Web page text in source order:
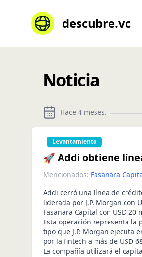
descubre.vc
Noticia
Hace 4 meses.
Levantamiento
🚀 Addi obtiene
Mencionados: Fasanara
Addi cerró una línea de
liderada por J.P. Morgan con
Fasanara Capital con USD 20
Esta operación representa
tipo que J.P. Morgan ejecuta
por la fintech a más de USD
La compañía utilizará el